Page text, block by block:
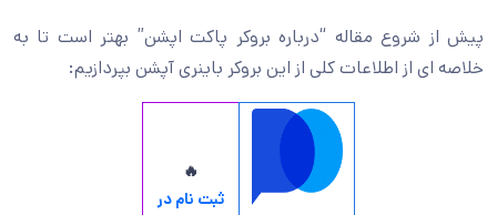
پیش از شروع مقاله “درباره بروکر پاکت اپشن” بهتر است تا به
خلاصه ای از اطلاعات کلی از این بروکر باینری آپشن بپردازیم:
🔥
ثبت نام در